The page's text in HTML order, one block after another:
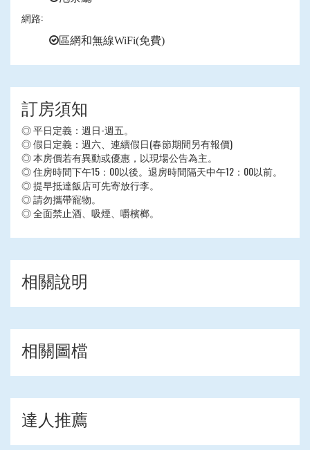
網路:
區網和無線WiFi(免費)
訂房須知
◎ 平日定義：週日-週五。
◎ 假日定義：週六、連續假日(春節期間另有報價)
◎ 本房價若有異動或優惠，以現場公告為主。
◎ 住房時間下午15：00以後。退房時間隔天中午12：00以前。
◎ 提早抵達飯店可先寄放行李。
◎ 請勿攜帶寵物。
◎ 全面禁止酒、吸煙、嚼檳榔。
相關說明
相關圖檔
達人推薦